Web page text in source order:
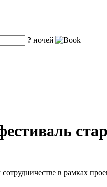
? ночей
в рамках